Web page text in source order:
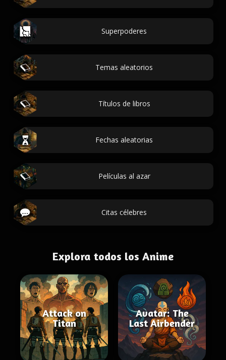
Superpoderes
Temas aleatorios
Títulos de libros
Fechas aleatorias
Películas al azar
Citas célebres
Explora todos los Anime
Attack on
Titan
Avatar: The
Last Airbender